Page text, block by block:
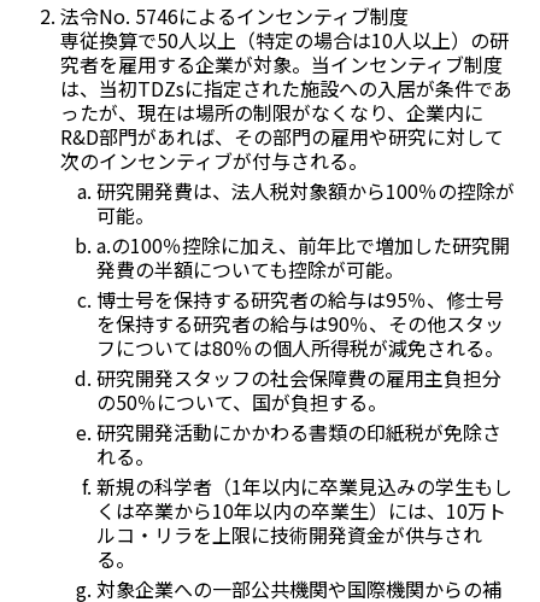
法令No. 5746によるインセンティブ制度
専従換算で50人以上（特定の場合は10人以上）の研
究者を雇用する企業が対象。当インセンティブ制度
は、当初TDZsに指定された施設への入居が条件であ
ったが、現在は場所の制限がなくなり、企業内に
R&D部門があれば、その部門の雇用や研究に対して
次のインセンティブが付与される。
研究開発費は、法人税対象額から100％の控除が
可能。
a.の100％控除に加え、前年比で増加した研究開
発費の半額についても控除が可能。
博士号を保持する研究者の給与は95％、修士号
を保持する研究者の給与は90％、その他スタッ
フについては80％の個人所得税が減免される。
研究開発スタッフの社会保障費の雇用主負担分
の50％について、国が負担する。
研究開発活動にかかわる書類の印紙税が免除さ
れる。
新規の科学者（1年以内に卒業見込みの学生もし
くは卒業から10年以内の卒業生）には、10万ト
ルコ・リラを上限に技術開発資金が供与され
る。
対象企業への一部公共機関や国際機関からの補